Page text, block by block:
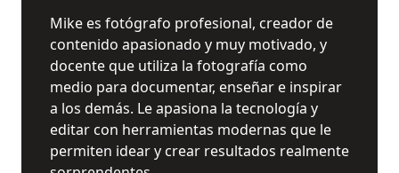
Mike es fotógrafo profesional, creador de
contenido apasionado y muy motivado, y
docente que utiliza la fotografía como
medio para documentar, enseñar e inspirar
a los demás. Le apasiona la tecnología y
editar con herramientas modernas que le
permiten idear y crear resultados realmente